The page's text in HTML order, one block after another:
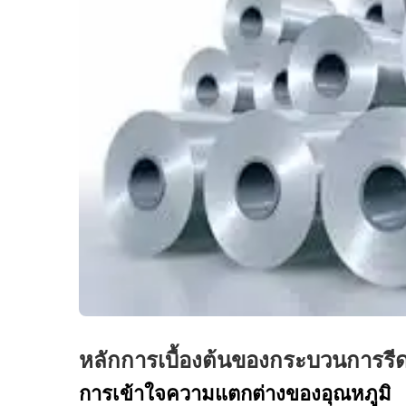
หลักการเบื้องต้นของกระบวนการรี
การเข้าใจความแตกต่างของอุณหภูมิ